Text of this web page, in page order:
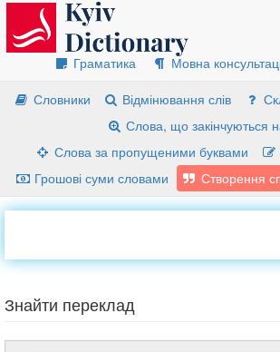
Граматика
Мовна
Словники
Відмінювання слів
Слова, що закінчуються
Слова за пропущеними буквами
Грошові суми словами
Створення
Знайти переклад